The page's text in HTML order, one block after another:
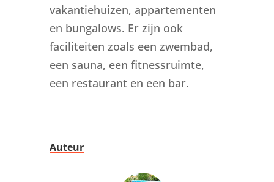
vakantiehuizen, appartementen
en bungalows. Er zijn ook
faciliteiten zoals een zwembad,
een sauna, een fitnessruimte,
een restaurant en een bar.
Auteur